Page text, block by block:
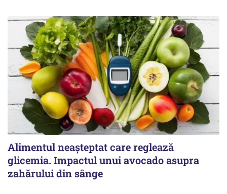
Alimentul neașteptat care reglează
glicemia. Impactul unui avocado asupra
zahărului din sânge